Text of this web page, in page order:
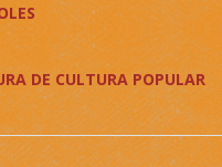
DE CULTURA POPULAR